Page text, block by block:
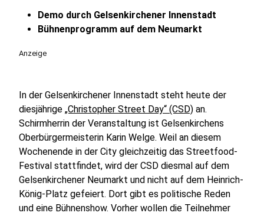
Demo durch Gelsenkirchener Innenstadt
Bühnenprogramm auf dem Neumarkt
Anzeige
In der Gelsenkirchener Innenstadt steht heute der
diesjährige „Christopher Street Day“ (CSD) an.
Schirmherrin der Veranstaltung ist Gelsenkirchens
Oberbürgermeisterin Karin Welge. Weil an diesem
Wochenende in der City gleichzeitig das Streetfood-
Festival stattfindet, wird der CSD diesmal auf dem
Gelsenkirchener Neumarkt und nicht auf dem Heinrich-
König-Platz gefeiert. Dort gibt es politische Reden
und eine Bühnenshow. Vorher wollen die Teilnehmer